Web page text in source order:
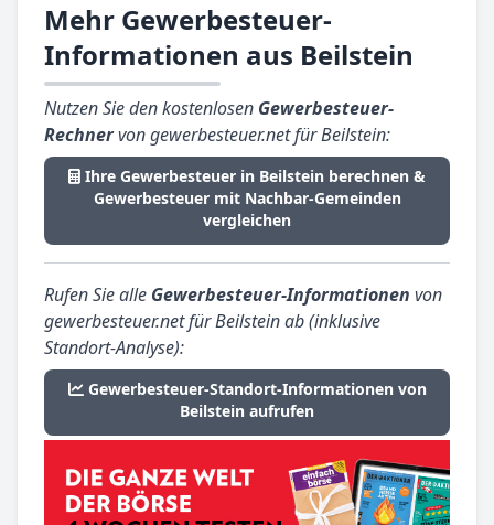
Mehr Gewerbesteuer-
Informationen aus Beilstein
Nutzen Sie den kostenlosen Gewerbesteuer-
Rechnervon gewerbesteuer.net für Beilstein:
Ihre Gewerbesteuer in Beilstein berechnen &
Gewerbesteuer mit Nachbar-Gemeinden
vergleichen
Rufen Sie alle Gewerbesteuer-Informationen von
gewerbesteuer.net für Beilstein ab (inklusive
Standort-Analyse):
Gewerbesteuer-Standort-Informationen von
Beilstein aufrufen